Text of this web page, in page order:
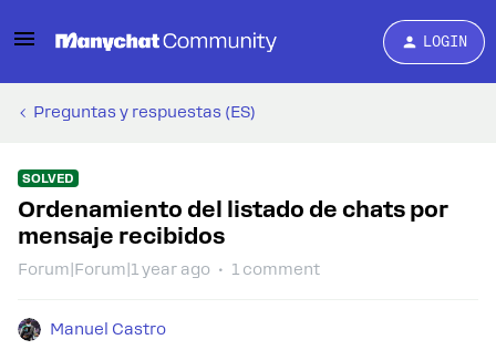
LOGIN
Preguntas y respuestas (ES)
SOLVED
Ordenamiento del listado de chats por
mensaje recibidos
Forum|Forum|1 year ago 1 comment
Manuel Castro